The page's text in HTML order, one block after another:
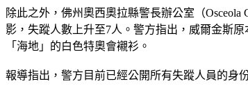
除此之外，佛州奧西奧拉縣警長辦公室（Osceola
影，失蹤人數上升至7人。警方指出，威爾金斯
「海地」的白色特奧會襯衫。
報導指出，警方目前已經公開所有失蹤人員的身